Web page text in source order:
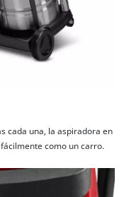
cada una, la aspiradora en
como un carro.